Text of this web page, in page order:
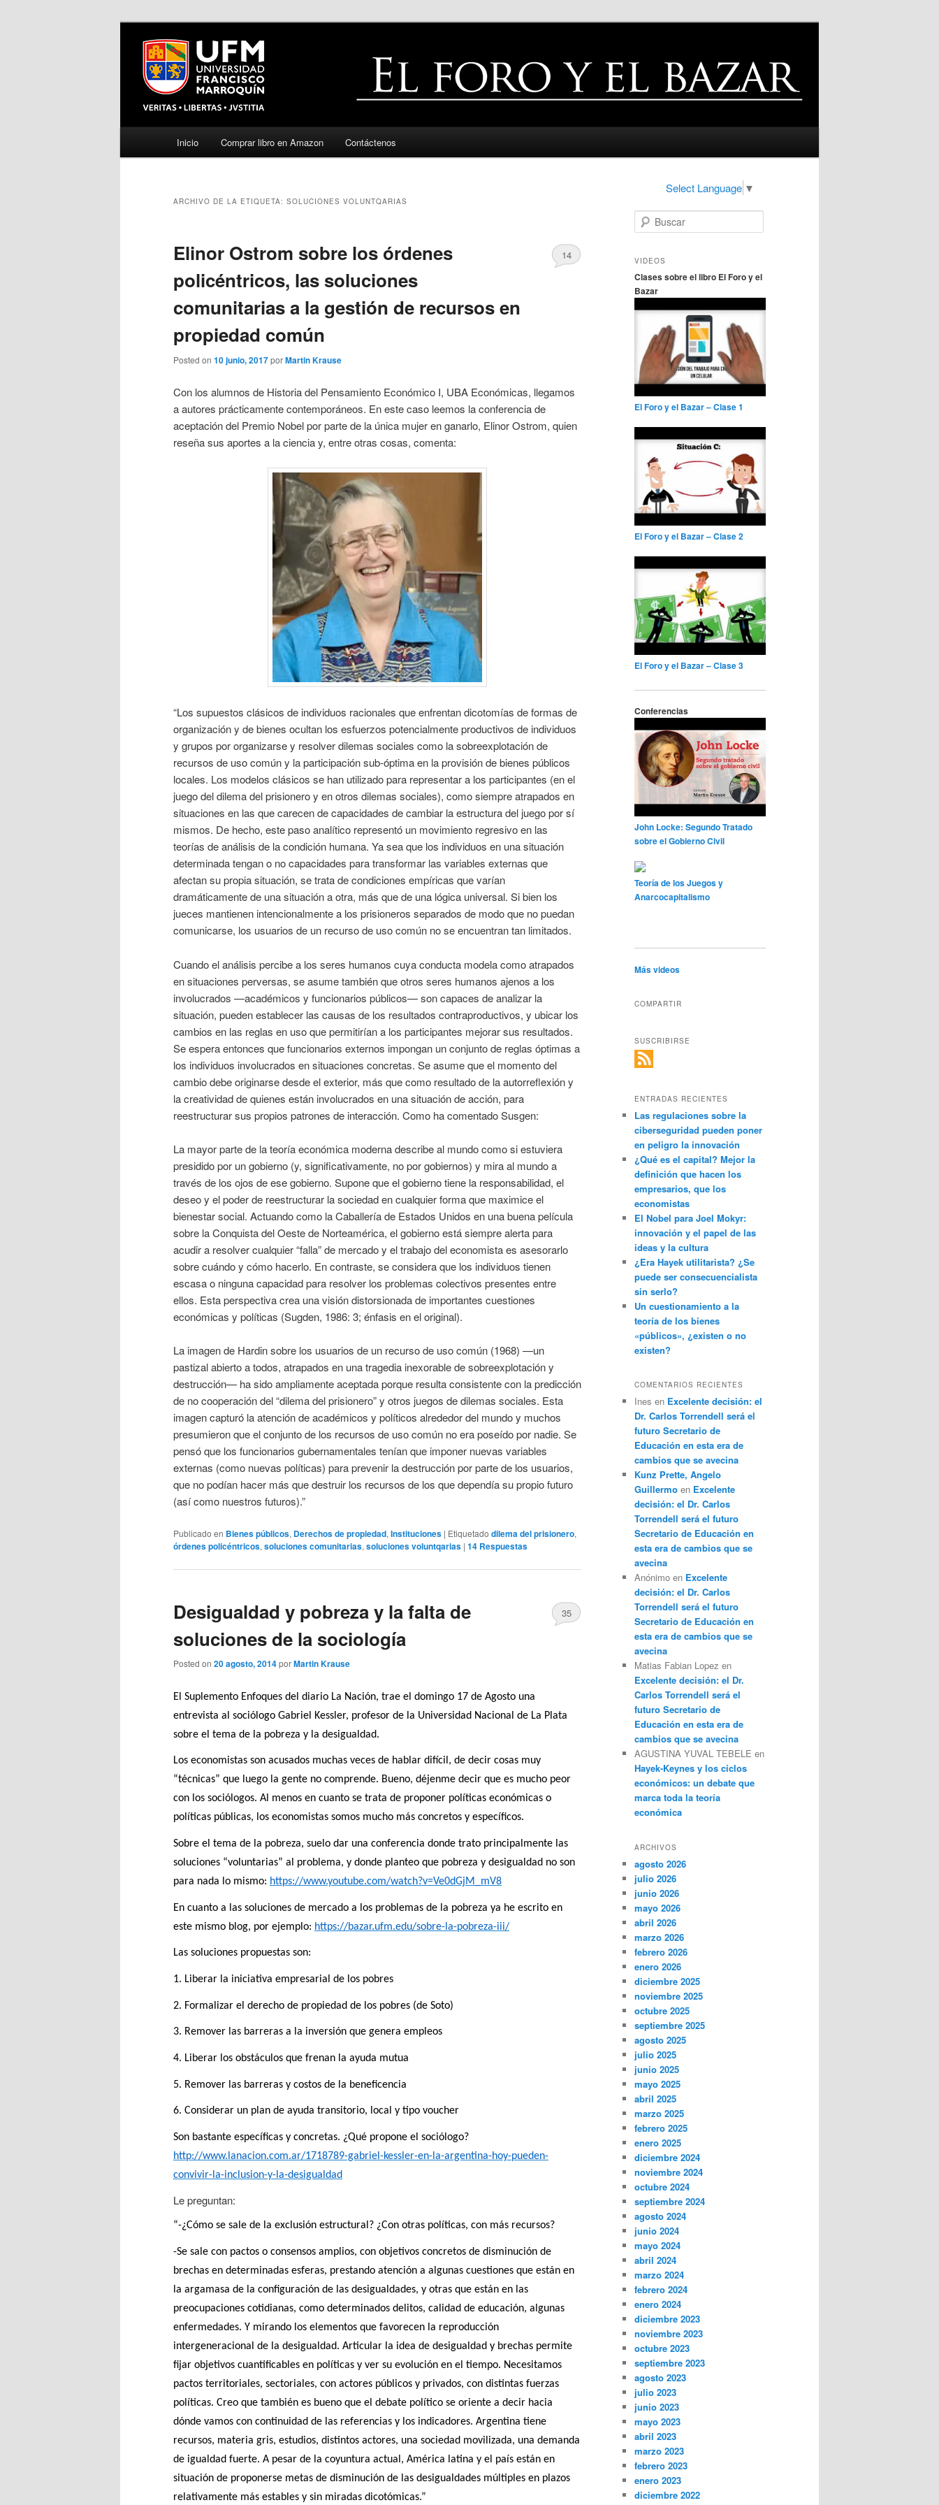
Ir
principal
Ir
secundario
Inicio Comprar libro en Amazon Contáctenos
Select Language ▼
ARCHIVO DE LA ETIQUETA: SOLUCIONES VOLUNTQARIAS
Elinor Ostrom sobre los órdenes
policéntricos, las soluciones
comunitarias a la gestión de recursos en
propiedad común
Posted on 10 junio, 2017porMartin Krause
14
Con los alumnos de Historia del Pensamiento Económico I, UBA Económicas, llegamos
a autores prácticamente contemporáneos. En este caso leemos la conferencia de
aceptación del Premio Nobel por parte de la única mujer en ganarlo, Elinor Ostrom, quien
reseña sus aportes a la ciencia y, entre otras cosas, comenta:
“Los supuestos clásicos de individuos racionales que enfrentan dicotomías de formas de
organización y de bienes ocultan los esfuerzos potencialmente productivos de individuos
y grupos por organizarse y resolver dilemas sociales como la sobreexplotación de
recursos de uso común y la participación sub-óptima en la provisión de bienes públicos
locales. Los modelos clásicos se han utilizado para representar a los participantes (en el
juego del dilema del prisionero y en otros dilemas sociales), como siempre atrapados en
situaciones en las que carecen de capacidades de cambiar la estructura del juego por sí
mismos. De hecho, este paso analítico representó un movimiento regresivo en las
teorías de análisis de la condición humana. Ya sea que los individuos en una situación
determinada tengan o no capacidades para transformar las variables externas que
afectan su propia situación, se trata de condiciones empíricas que varían
dramáticamente de una situación a otra, más que de una lógica universal. Si bien los
jueces mantienen intencionalmente a los prisioneros separados de modo que no puedan
comunicarse, los usuarios de un recurso de uso común no se encuentran tan limitados.
Cuando el análisis percibe a los seres humanos cuya conducta modela como atrapados
en situaciones perversas, se asume también que otros seres humanos ajenos a los
involucrados —académicos y funcionarios públicos— son capaces de analizar la
situación, pueden establecer las causas de los resultados contraproductivos, y ubicar los
cambios en las reglas en uso que permitirían a los participantes mejorar sus resultados.
Se espera entonces que funcionarios externos impongan un conjunto de reglas óptimas a
los individuos involucrados en situaciones concretas. Se asume que el momento del
cambio debe originarse desde el exterior, más que como resultado de la autorreflexión y
la creatividad de quienes están involucrados en una situación de acción, para
reestructurar sus propios patrones de interacción. Como ha comentado Susgen:
La mayor parte de la teoría económica moderna describe al mundo como si estuviera
presidido por un gobierno (y, significativamente, no por gobiernos) y mira al mundo a
través de los ojos de ese gobierno. Supone que el gobierno tiene la responsabilidad, el
deseo y el poder de reestructurar la sociedad en cualquier forma que maximice el
bienestar social. Actuando como la Caballería de Estados Unidos en una buena película
sobre la Conquista del Oeste de Norteamérica, el gobierno está siempre alerta para
acudir a resolver cualquier “falla” de mercado y el trabajo del economista es asesorarlo
sobre cuándo y cómo hacerlo. En contraste, se considera que los individuos tienen
escasa o ninguna capacidad para resolver los problemas colectivos presentes entre
ellos. Esta perspectiva crea una visión distorsionada de importantes cuestiones
económicas y políticas (Sugden, 1986: 3; énfasis en el original).
La imagen de Hardin sobre los usuarios de un recurso de uso común (1968) —un
pastizal abierto a todos, atrapados en una tragedia inexorable de sobreexplotación y
destrucción— ha sido ampliamente aceptada porque resulta consistente con la predicción
de no cooperación del “dilema del prisionero” y otros juegos de dilemas sociales. Esta
imagen capturó la atención de académicos y políticos alrededor del mundo y muchos
presumieron que el conjunto de los recursos de uso común no era poseído por nadie. Se
pensó que los funcionarios gubernamentales tenían que imponer nuevas variables
externas (como nuevas políticas) para prevenir la destrucción por parte de los usuarios,
que no podían hacer más que destruir los recursos de los que dependía su propio futuro
(así como nuestros futuros).”
Publicado en Bienes públicos, Derechos de propiedad, Instituciones | Etiquetado dilema del prisionero,
órdenes policéntricos, soluciones comunitarias, soluciones voluntqarias | 14 Respuestas
Desigualdad y pobreza y la falta de
soluciones de la sociología
Posted on 20 agosto, 2014porMartin Krause
35
El Suplemento Enfoques del diario La Nación, trae el domingo 17 de Agosto una
entrevista al sociólogo Gabriel Kessler, profesor de la Universidad Nacional de La Plata
sobre el tema de la pobreza y la desigualdad.
Los economistas son acusados muchas veces de hablar difícil, de decir cosas muy
“técnicas” que luego la gente no comprende. Bueno, déjenme decir que es mucho peor
con los sociólogos. Al menos en cuanto se trata de proponer políticas económicas o
políticas públicas, los economistas somos mucho más concretos y específicos.
Sobre el tema de la pobreza, suelo dar una conferencia donde trato principalmente las
soluciones “voluntarias” al problema, y donde planteo que pobreza y desigualdad no son
para nada lo mismo: https://www.youtube.com/watch?v=Ve0dGjM_mV8
En cuanto a las soluciones de mercado a los problemas de la pobreza ya he escrito en
este mismo blog, por ejemplo: https://bazar.ufm.edu/sobre-la-pobreza-iii/
Las soluciones propuestas son:
1. Liberar la iniciativa empresarial de los pobres
2. Formalizar el derecho de propiedad de los pobres (de Soto)
3. Remover las barreras a la inversión que genera empleos
4. Liberar los obstáculos que frenan la ayuda mutua
5. Remover las barreras y costos de la beneficencia
6. Considerar un plan de ayuda transitorio, local y tipo voucher
Son bastante específicas y concretas. ¿Qué propone el sociólogo?
http://www.lanacion.com.ar/1718789-gabriel-kessler-en-la-argentina-hoy-pueden-
convivir-la-inclusion-y-la-desigualdad
Le preguntan:
“-¿Cómo se sale de la exclusión estructural? ¿Con otras políticas, con más recursos?
-Se sale con pactos o consensos amplios, con objetivos concretos de disminución de
brechas en determinadas esferas, prestando atención a algunas cuestiones que están en
la argamasa de la configuración de las desigualdades, y otras que están en las
preocupaciones cotidianas, como determinados delitos, calidad de educación, algunas
enfermedades. Y mirando los elementos que favorecen la reproducción
intergeneracional de la desigualdad. Articular la idea de desigualdad y brechas permite
fijar objetivos cuantificables en políticas y ver su evolución en el tiempo. Necesitamos
pactos territoriales, sectoriales, con actores públicos y privados, con distintas fuerzas
políticas. Creo que también es bueno que el debate político se oriente a decir hacia
dónde vamos con continuidad de las referencias y los indicadores. Argentina tiene
recursos, materia gris, estudios, distintos actores, una sociedad movilizada, una demanda
de igualdad fuerte. A pesar de la coyuntura actual, América latina y el país están en
situación de proponerse metas de disminución de las desigualdades múltiples en plazos
relativamente más estables y sin miradas dicotómicas.”
u
c
r
VIDEOS
Clases sobre el libro El Foro y el
Bazar
El Foro y el Bazar – Clase 1
El Foro y el Bazar – Clase 2
El Foro y el Bazar – Clase 3
Conferencias
John Locke: Segundo Tratado
sobre el Gobierno Civil
Teoría de los Juegos y
Anarcocapitalismo
Más videos
COMPARTIR
SUSCRIBIRSE
ENTRADAS RECIENTES
Las regulaciones sobre la
ciberseguridad pueden poner
en peligro la innovación
¿Qué es el capital? Mejor la
definición que hacen los
empresarios, que los
economistas
El Nobel para Joel Mokyr:
innovación y el papel de las
ideas y la cultura
¿Era Hayek utilitarista? ¿Se
puede ser consecuencialista
sin serlo?
Un cuestionamiento a la
teoría de los bienes
«públicos», ¿existen o no
existen?
COMENTARIOS RECIENTES
Ines en Excelente decisión: el
Dr. Carlos Torrendell será el
futuro Secretario de
Educación en esta era de
cambios que se avecina
Kunz Prette, Angelo
Guillermo en Excelente
decisión: el Dr. Carlos
Torrendell será el futuro
Secretario de Educación en
esta era de cambios que se
avecina
Anónimo en Excelente
decisión: el Dr. Carlos
Torrendell será el futuro
Secretario de Educación en
esta era de cambios que se
avecina
Matias Fabian Lopez en
Excelente decisión: el Dr.
Carlos Torrendell será el
futuro Secretario de
Educación en esta era de
cambios que se avecina
AGUSTINA YUVAL TEBELE en
Hayek-Keynes y los ciclos
económicos: un debate que
marca toda la teoría
económica
ARCHIVOS
agosto 2026
julio 2026
junio 2026
mayo 2026
abril 2026
marzo 2026
febrero 2026
enero 2026
diciembre 2025
noviembre 2025
octubre 2025
septiembre 2025
agosto 2025
julio 2025
junio 2025
mayo 2025
abril 2025
marzo 2025
febrero 2025
enero 2025
diciembre 2024
noviembre 2024
octubre 2024
septiembre 2024
agosto 2024
junio 2024
mayo 2024
abril 2024
marzo 2024
febrero 2024
enero 2024
diciembre 2023
noviembre 2023
octubre 2023
septiembre 2023
agosto 2023
julio 2023
junio 2023
mayo 2023
abril 2023
marzo 2023
febrero 2023
enero 2023
diciembre 2022